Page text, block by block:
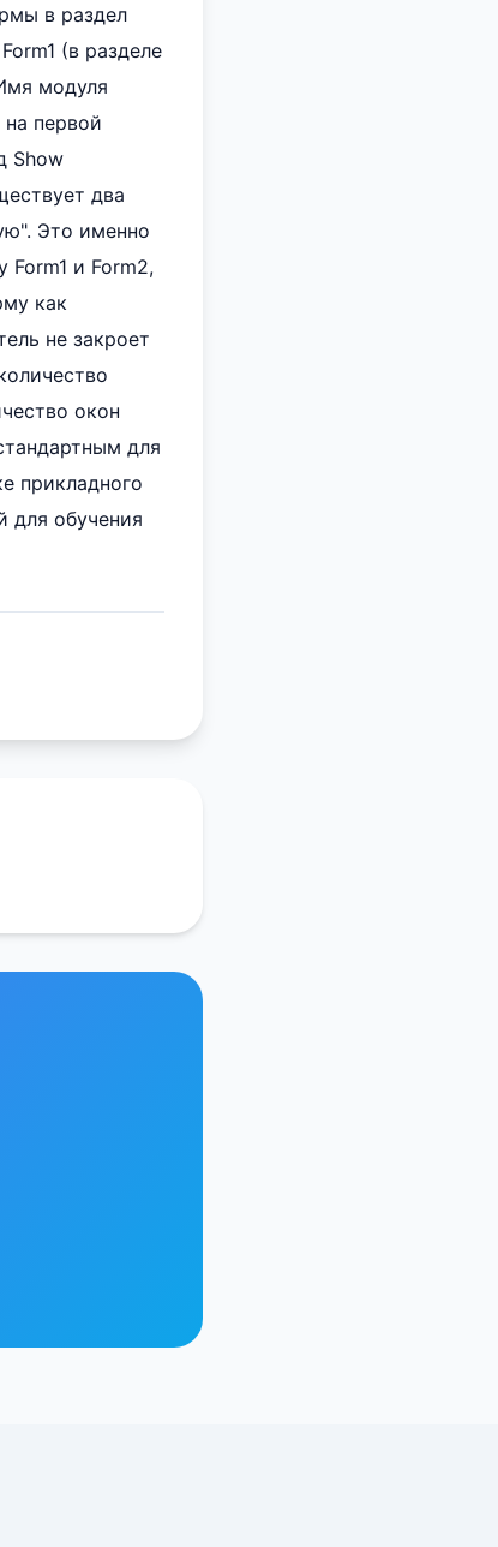
в раздел
(в разделе
модуля
первой
Show
два
Это именно
Form1 и Form2,
как
не закроет
окон
для
прикладного
для обучения